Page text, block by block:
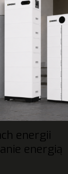
energii
energią